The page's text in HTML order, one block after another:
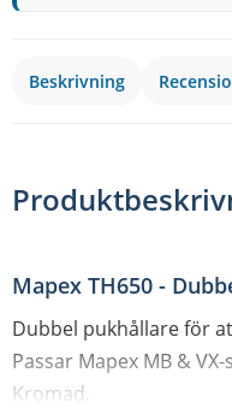
Beskrivning
Mapex TH650 -
Dubbel pukhållare för
Passar Mapex MB &
Kromad.